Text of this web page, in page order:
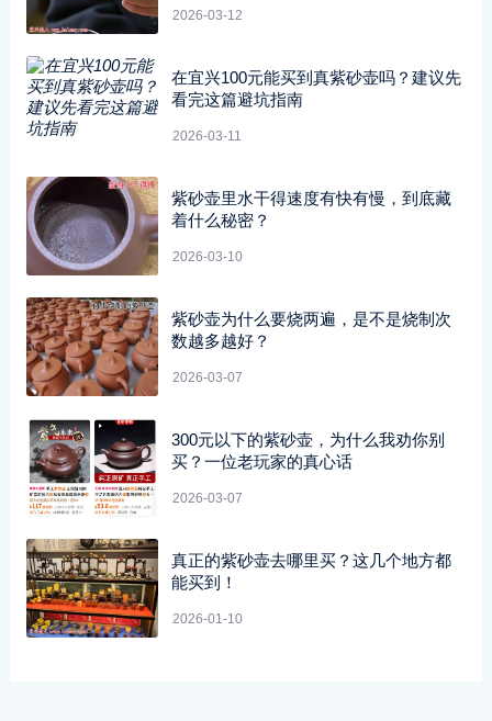
2026-03-12
在宜兴100元能买到真紫砂壶吗？建议先
看完这篇避坑指南
2026-03-11
紫砂壶里水干得速度有快有慢，到底藏
着什么秘密？
2026-03-10
紫砂壶为什么要烧两遍，是不是烧制次
数越多越好？
2026-03-07
300元以下的紫砂壶，为什么我劝你别
买？一位老玩家的真心话
2026-03-07
真正的紫砂壶去哪里买？这几个地方都
能买到！
2026-01-10